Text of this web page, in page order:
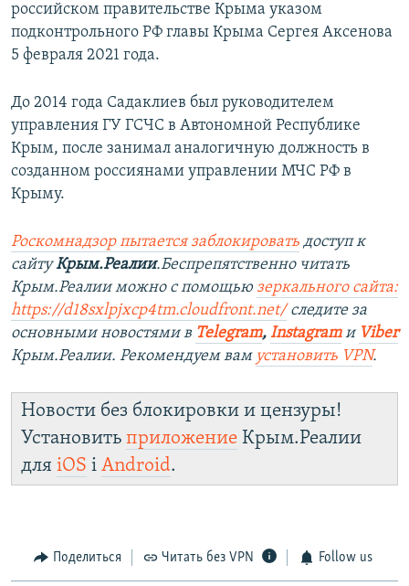
российском правительстве Крыма указом
подконтрольного РФ главы Крыма Сергея Аксенова
5 февраля 2021 года.
До 2014 года Садаклиев был руководителем
управления ГУ ГСЧС в Автономной Республике
Крым, после занимал аналогичную должность в
созданном россиянами управлении МЧС РФ в
Крыму.
Роскомнадзор пытается заблокировать доступ к
сайтуКрым.Реалии.Беспрепятственно читать
Крым.Реалии можно с помощью зеркального сайта:
https://d18sxlpjxcp4tm.cloudfront.net/следите за
основными новостями в Telegram, Instagramи Viber
Крым.Реалии. Рекомендуем вам установить VPN.
Новости без блокировки и цензуры!
Установить приложение Крым.Реалии
для iOS і Android.
Поделиться Читать без VPN Follow us